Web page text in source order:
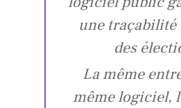
une traçabilité
des
La même
même logiciel,